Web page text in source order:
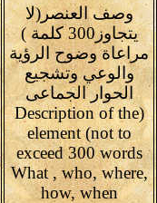
وصف العنصر(لا
يتجاوز300 كلمة )
مراعاة وضوح الرؤية
والوعي وتشجيع
الحوار الجماعى
(Description of the
element (not to
exceed 300 words
What , who, where,
how, when